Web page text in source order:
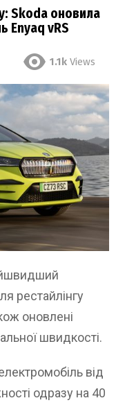
Skoda оновила
Enyaq vRS
1.1k Views
рестайлінгу
оновлені
швидкості.
від
одразу на 40